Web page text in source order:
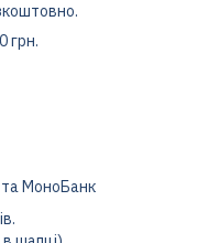
грн.
МоноБанк